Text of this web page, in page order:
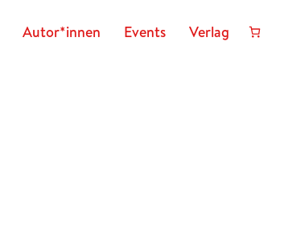
Autor*innen Events Verlag